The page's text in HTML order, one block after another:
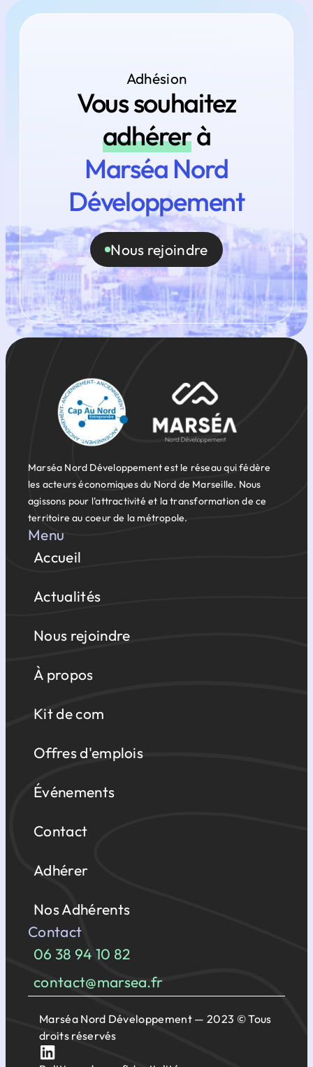
Adhésion
Vous souhaitez
adhérerà
Marséa Nord
Développement
Nous rejoindre
Marséa Nord Développement est le réseau qui fédère
les acteurs économiques du Nord de Marseille. Nous
agissons pour l'attractivité et la transformation de ce
territoire au coeur de la métropole.
Menu
Accueil
Actualités
Nous rejoindre
À propos
Kit de com
Offres d'emplois
Événements
Contact
Adhérer
Nos Adhérents
Contact
06 38 94 10 82
contact@marsea.fr
Marséa Nord Développement — 2023 © Tous
droits réservés